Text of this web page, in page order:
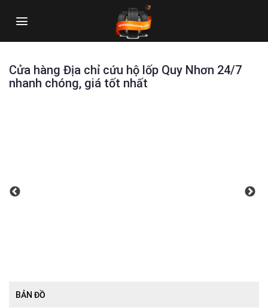
Cửa hàng Địa chỉ cứu hộ lốp Quy Nhơn 24/7
nhanh chóng, giá tốt nhất
BẢN ĐỒ